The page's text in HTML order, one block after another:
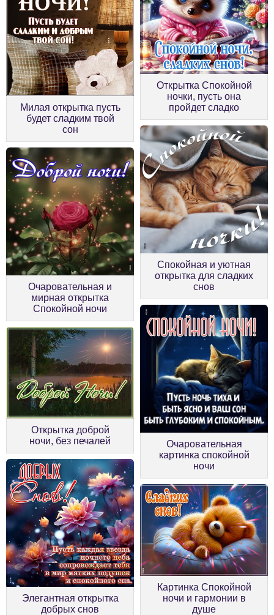
Милая открытка пусть
будет сладким твой
сон
Открытка Спокойной
ночки, пусть она
пройдет сладко
Очаровательная и
мирная открытка
Спокойной ночи
Спокойная и уютная
открытка для сладких
снов
Открытка доброй
ночи, без печалей
Очаровательная
картинка спокойной
ночи
Элегантная открытка
добрых снов
Картинка Спокойной
ночи и гармонии в
душе